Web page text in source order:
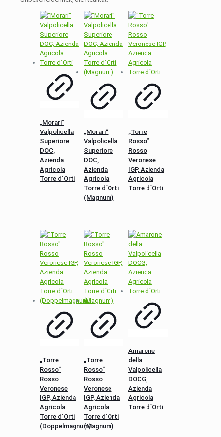
„Morari“
Valpolicella
Superiore
DOC,
Azienda
Agricola
Torre d´Orti
„Morari“
Valpolicella
Superiore
DOC,
Azienda
Agricola
Torre d´Orti
(Magnum)
„Torre
Rosso“
Rosso
Veronese
IGP, Azienda
Agricola
Torre d´Orti
„Torre
Rosso“
Rosso
Veronese
IGP, Azienda
Agricola
Torre d´Orti
(Doppelmagnum)
„Torre
Rosso“
Rosso
Veronese
IGP, Azienda
Agricola
Torre d´Orti
(Magnum)
Amarone
della
Valpolicella
DOCG,
Azienda
Agricola
Torre d´Orti